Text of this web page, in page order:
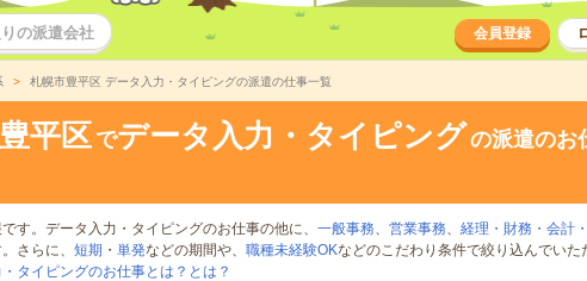
の派遣会社 会員登録
札幌市豊平区 データ入力・タイピングの派遣の仕事一覧
平区 でデータ入力・タイピングの派遣のお
す。データ入力・タイピングのお仕事の他に、 一般事務、 営業事務、 経理・財務・会計
さらに、 短期 ・ 単発などの期間や、 職種未経験OKなどのこだわり条件で絞り込んでいた
タイピングのお仕事とは？とは？